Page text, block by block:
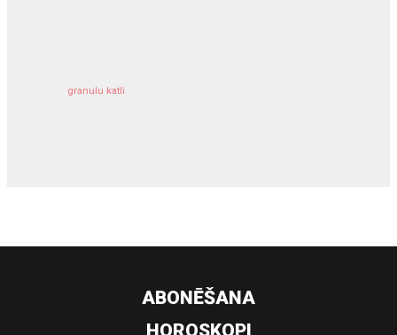
granulu katli
ABONĒŠANA
HOROSKOPI